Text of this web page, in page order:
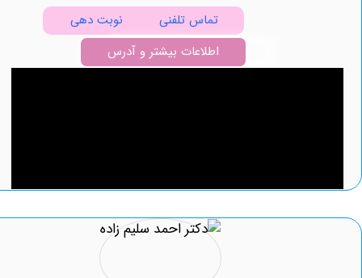
تماس تلفنی
نوبت دهی
اطلاعات بیشتر و آدرس